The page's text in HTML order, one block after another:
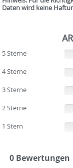
Daten wird keine
5 Sterne
4 Sterne
3 Sterne
2 Sterne
1 Stern
0 Bewertungen